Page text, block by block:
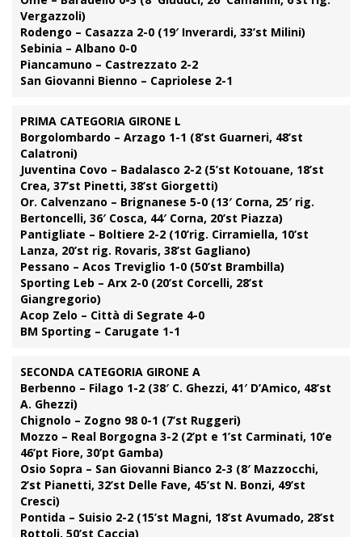
Vergazzoli)
Rodengo – Casazza 2-0 (19′ Inverardi, 33’st Milini)
Sebinia – Albano 0-0
Piancamuno – Castrezzato 2-2
San Giovanni Bienno – Capriolese 2-1
PRIMA CATEGORIA GIRONE L
Borgolombardo – Arzago 1-1 (8’st Guarneri, 48’st
Calatroni)
Juventina Covo – Badalasco 2-2 (5’st Kotouane, 18’st
Crea, 37’st Pinetti, 38’st Giorgetti)
Or. Calvenzano – Brignanese 5-0 (13′ Corna, 25′ rig.
Bertoncelli, 36′ Cosca, 44′ Corna, 20’st Piazza)
Pantigliate – Boltiere 2-2 (10’rig. Cirramiella, 10’st
Lanza, 20’st rig. Rovaris, 38’st Gagliano)
Pessano – Acos Treviglio 1-0 (50’st Brambilla)
Sporting Leb – Arx 2-0 (20’st Corcelli, 28’st
Giangregorio)
Acop Zelo – Città di Segrate 4-0
BM Sporting – Carugate 1-1
SECONDA CATEGORIA GIRONE A
Berbenno – Filago 1-2 (38′ C. Ghezzi, 41′ D’Amico, 48’st
A. Ghezzi)
Chignolo – Zogno 98 0-1 (7’st Ruggeri)
Mozzo – Real Borgogna 3-2 (2’pt e 1’st Carminati, 10’e
46’pt Fiore, 30’pt Gamba)
Osio Sopra – San Giovanni Bianco 2-3 (8′ Mazzocchi,
2’st Pianetti, 32’st Delle Fave, 45’st N. Bonzi, 49’st
Cresci)
Pontida – Suisio 2-2 (15’st Magni, 18’st Avumado, 28’st
Rottoli, 50’st Caccia)